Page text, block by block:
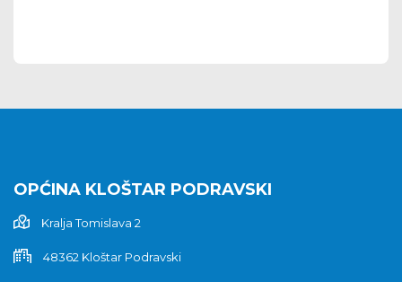
OPĆINA KLOŠTAR PODRAVSKI
Kralja Tomislava 2
48362 Kloštar Podravski